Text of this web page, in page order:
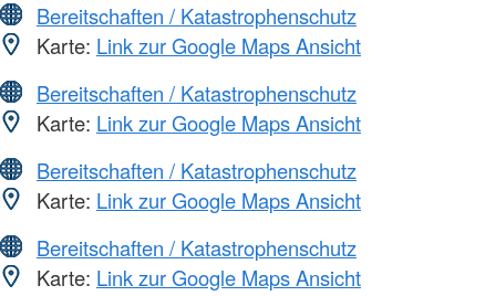
Bereitschaften / Katastrophenschutz
Karte: Link zur Google Maps Ansicht
Bereitschaften / Katastrophenschutz
Karte: Link zur Google Maps Ansicht
Bereitschaften / Katastrophenschutz
Karte: Link zur Google Maps Ansicht
Bereitschaften / Katastrophenschutz
Karte: Link zur Google Maps Ansicht